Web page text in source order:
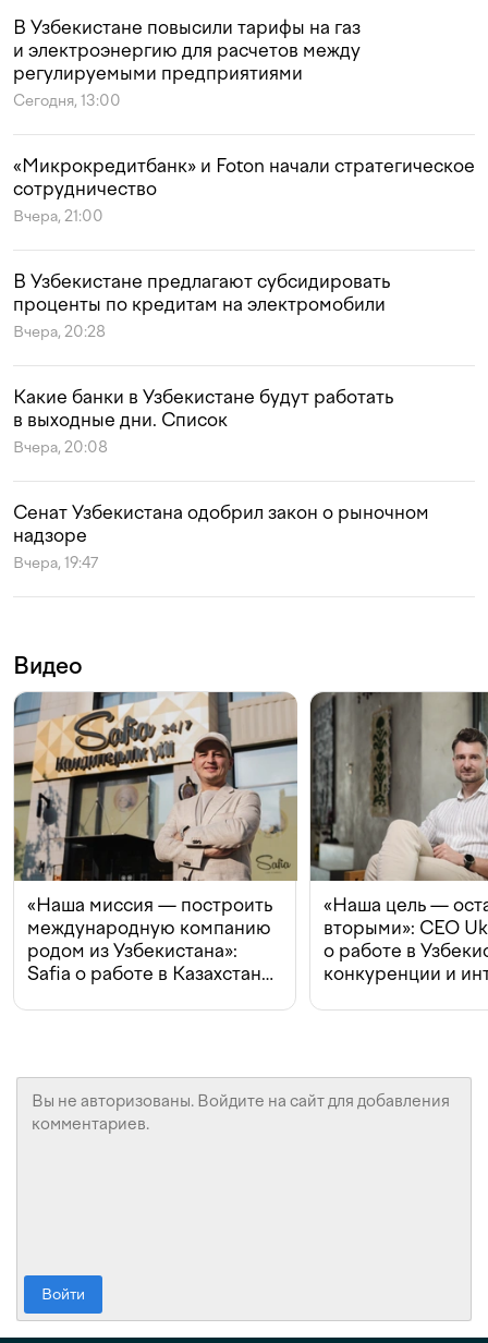
В Узбекистане повысили тарифы на газ
и электроэнергию для расчетов между
регулируемыми предприятиями
Сегодня, 13:00
«Микрокредитбанк» и Foton начали стратегическое
сотрудничество
Вчера, 21:00
В Узбекистане предлагают субсидировать
проценты по кредитам на электромобили
Вчера, 20:28
Какие банки в Узбекистане будут работать
в выходные дни. Список
Вчера, 20:08
Сенат Узбекистана одобрил закон о рыночном
надзоре
Вчера, 19:47
Видео
«Наша миссия — построить
международную компанию
родом из Узбекистана»:
Safia о работе в Казахстане,
«Наша цель —
вторыми»: CEO
о работе в
конкуренции и
Войти